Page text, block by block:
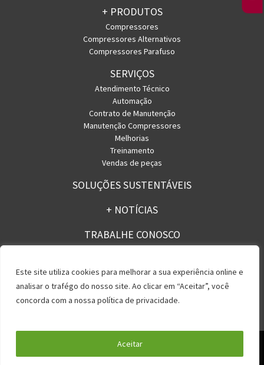
Este site utiliza cookies para melhorar a sua experiência online e
analisar o trafégo do nosso site. Ao clicar em “Aceitar”, você
concorda com a nossa política de privacidade.
Aceitar
+ PRODUTOS
Compressores
Compressores Alternativos
Compressores Parafuso
SERVIÇOS
Atendimento Técnico
Automação
Contrato de Manutenção
Manutenção Compressores
Melhorias
Treinamento
Vendas de peças
SOLUÇÕES SUSTENTÁVEIS
+ NOTÍCIAS
TRABALHE CONOSCO